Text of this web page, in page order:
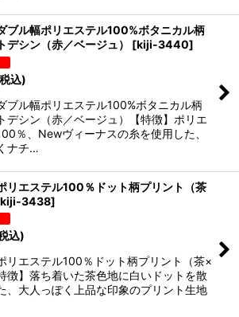
ブル幅ポリエステル100%ボタニカル柄
デシン（赤／ベージュ）
[kiji-3440]
込)
ブル幅ポリエステル100%ボタニカル柄
デシン（赤／ベージュ）【特徴】ポリエ
％、Newヴィーナスの糸を使用した、
ナチ…
リエステル100％ドット柄プリント（茶
kiji-3438]
込)
リエステル100％ドット柄プリント（茶×
徴】落ち着いた茶色地に白いドットを散
、大人っぽく上品な印象のプリント生地